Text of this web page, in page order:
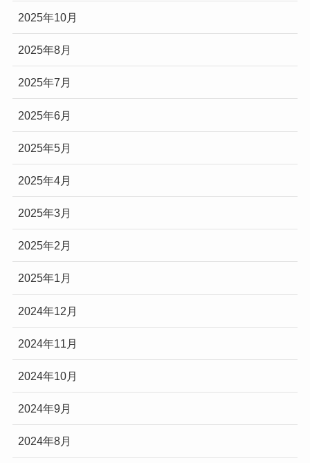
2025年10月
2025年8月
2025年7月
2025年6月
2025年5月
2025年4月
2025年3月
2025年2月
2025年1月
2024年12月
2024年11月
2024年10月
2024年9月
2024年8月